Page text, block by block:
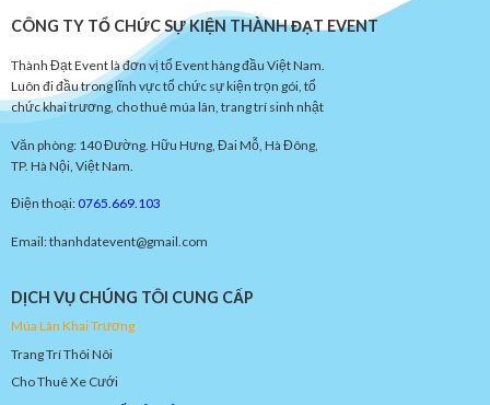
CÔNG TY TỔ CHỨC SỰ KIỆN THÀNH ĐẠT EVENT
Thành Đạt Event là đơn vị tổ Event hàng đầu Việt Nam.
Luôn đi đầu trong lĩnh vực tổ chức sự kiện trọn gói, tổ
chức khai trương, cho thuê múa lân, trang trí sinh nhật
Văn phòng: 140 Đường. Hữu Hưng, Đai Mỗ, Hà Đông,
TP. Hà Nội, Việt Nam.
Điện thoại:0765.669.103
Email: thanhdatevent@gmail.com
DỊCH VỤ CHÚNG TÔI CUNG CẤP
Múa Lân KhaiTrương
Trang Trí Thôi Nôi
Cho Thuê Xe Cưới